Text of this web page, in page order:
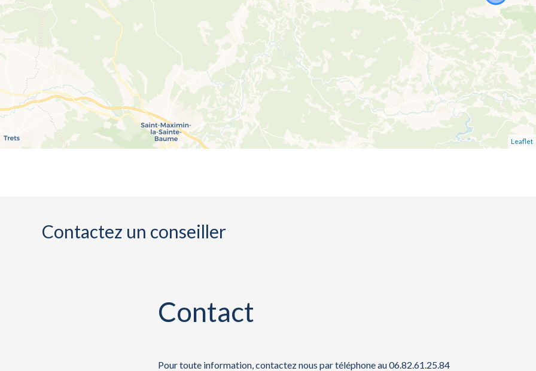
Leaflet
Contactez un conseiller
Contact
Pour toute information, contactez nous par téléphone au 06.82.61.25.84